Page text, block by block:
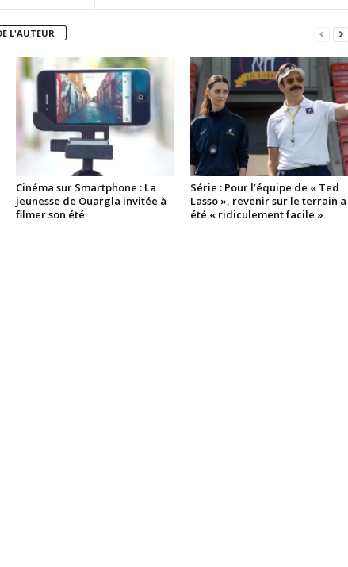
L'AUTEUR
Cinéma sur Smartphone : La
jeunesse de Ouargla invitée à
filmer son été
Série : Pour l’équipe de « Ted
Lasso », revenir sur le terrain a
été « ridiculement facile »